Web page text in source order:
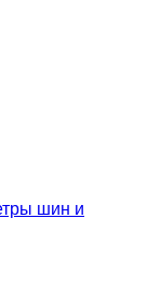
шин и